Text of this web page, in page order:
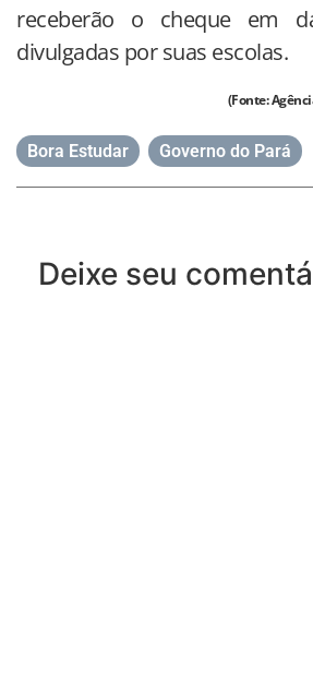
receberão o cheque em
divulgadas por suas escolas.
(Fonte:
Bora Estudar Governo do Pará
Deixe seu